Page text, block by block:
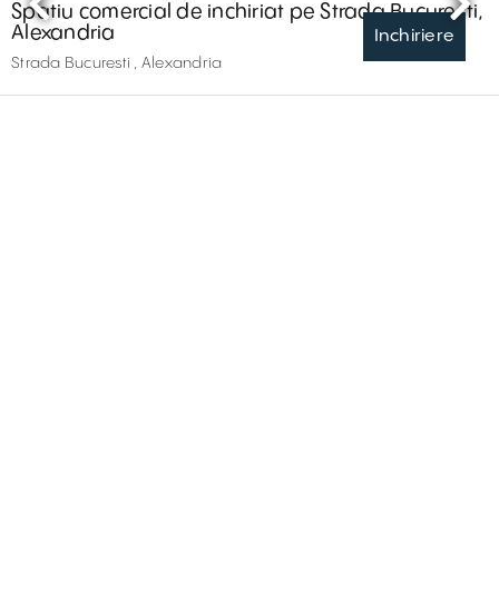
Inchiriere
Spatiu comercial de inchiriat pe Strada Bucuresti,
Alexandria
Strada Bucuresti , Alexandria